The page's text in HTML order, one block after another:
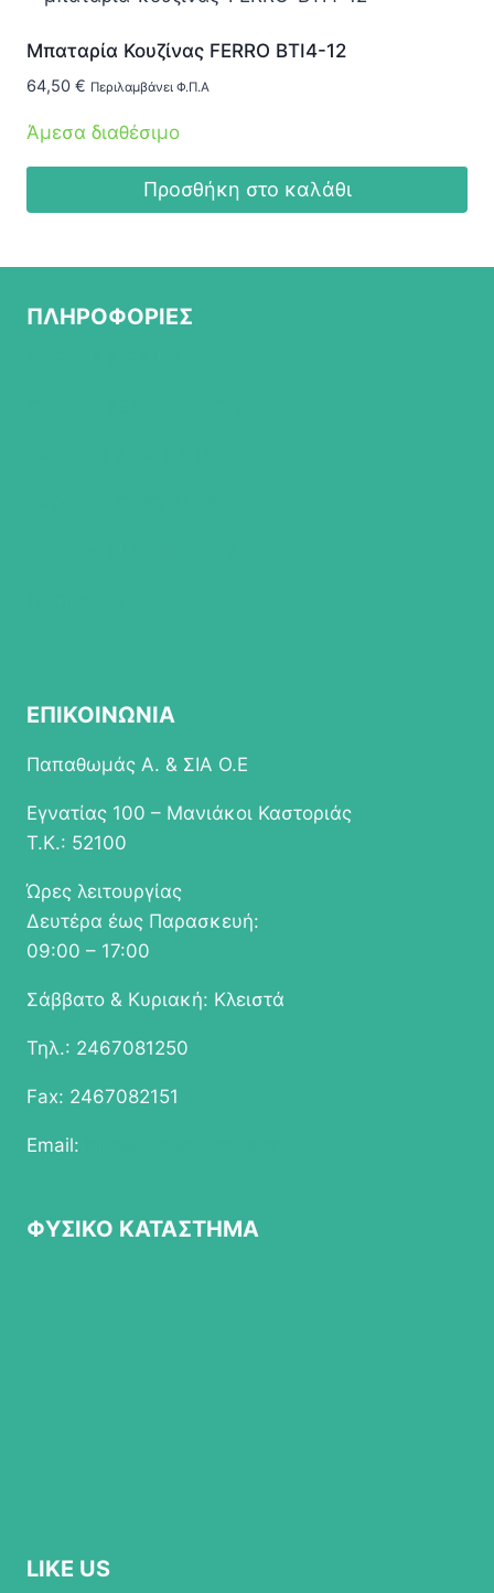
Μπαταρία Κουζίνας FERRO BTI4-12
64,50 € Περιλαμβάνει Φ.Π.Α
Άμεσα διαθέσιμο
Προσθήκη στο καλάθι
ΠΛΗΡΟΦΟΡΙΕΣ
ΕΠΙΚΟΙΝΩΝΙΑ
Παπαθωμάς Α. & ΣΙΑ Ο.Ε
Εγνατίας 100 – Μανιάκοι Καστοριάς
Τ.Κ.: 52100
Ώρες λειτουργίας
Δευτέρα έως Παρασκευή:
09:00 – 17:00
Σάββατο & Κυριακή: Κλειστά
Τηλ.: 2467081250
Fax: 2467082151
Email:
ΦΥΣΙΚΟ ΚΑΤΑΣΤΗΜΑ
LIKE US